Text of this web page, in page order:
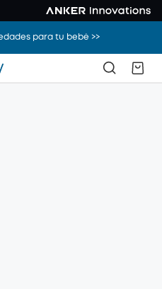
para tu bebé >>